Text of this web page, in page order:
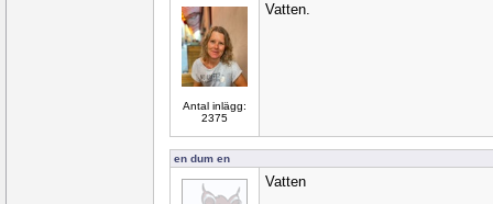
Antal inlägg:
2375
Vatten.
en dum en
Vatten